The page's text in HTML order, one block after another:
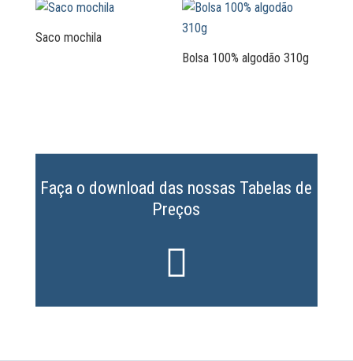
Saco mochila
Bolsa 100% algodão 310g
Faça o download das nossas Tabelas de
Preços
